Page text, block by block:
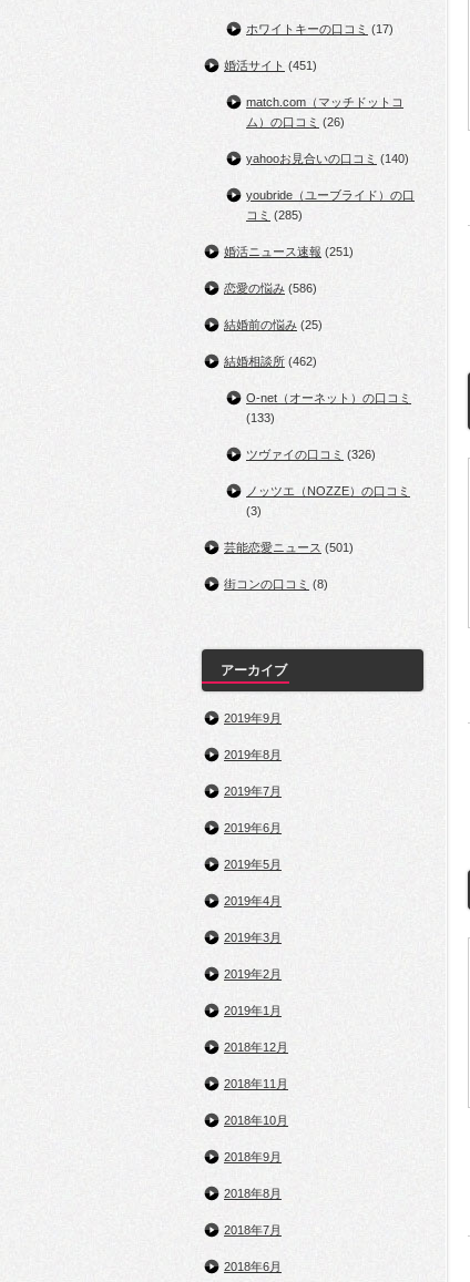
ホワイトキーの口コミ (17)
婚活サイト (451)
match.com（マッチドットコ
ム）の口コミ (26)
yahooお見合いの口コミ (140)
youbride（ユーブライド）の口
コミ (285)
婚活ニュース速報 (251)
恋愛の悩み (586)
結婚前の悩み (25)
結婚相談所 (462)
O-net（オーネット）の口コミ
(133)
ツヴァイの口コミ (326)
ノッツエ（NOZZE）の口コミ
(3)
芸能恋愛ニュース (501)
街コンの口コミ (8)
アーカイブ
2019年9月
2019年8月
2019年7月
2019年6月
2019年5月
2019年4月
2019年3月
2019年2月
2019年1月
2018年12月
2018年11月
2018年10月
2018年9月
2018年8月
2018年7月
2018年6月